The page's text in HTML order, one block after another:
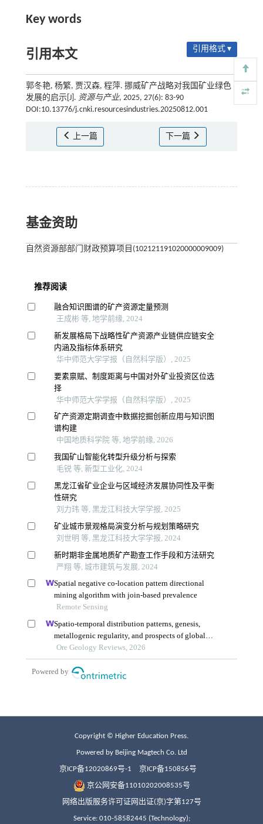
Key words
引用本文 引用格式 ▾
郭冬艳, 杨繁, 贾汉森, 程萍. 挪威矿产战略对我国矿业绿色
发展的启示[J]. 资源与产业, 2025, 27(6): 83-90
DOI:10.13776/j.cnki.resourcesindustries.20250812.001
上一篇 下一篇
基金资助
自然资源部部门财政预算项目(102121191020000009009)
Copyright © Higher Education Press.
Powered by Beijing Magtech Co. Ltd
京ICP备12020869号-1 京ICP备150856号
京公网安备11010202008535号
网络出版服务许可证网出证(京)字第127号
Service: 010-58582445 (Technology);